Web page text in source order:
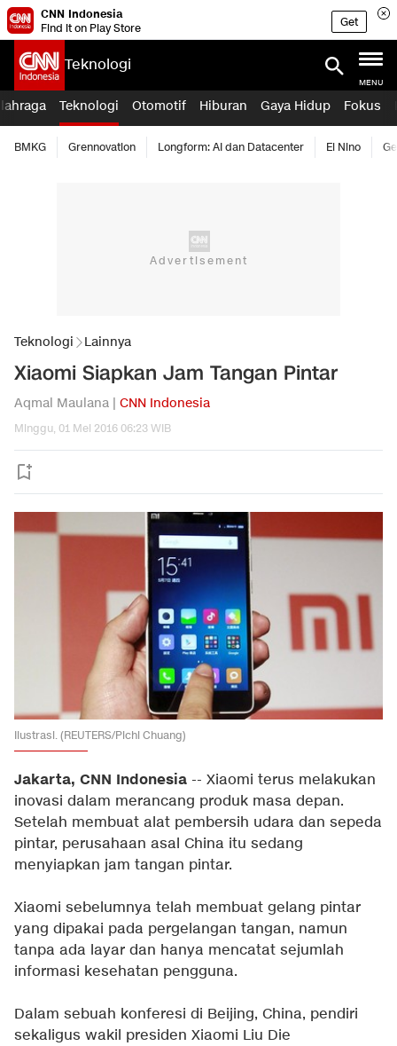
CNN Indonesia
Find it on Play Store
Get
Teknologi
MENU
Teknologi Otomotif Hiburan Gaya Hidup Fokus
BMKG Grennovation Longform: AI dan Datacenter El Nino
Teknologi Lainnya
Xiaomi Siapkan Jam Tangan Pintar
Aqmal Maulana | CNN Indonesia
Minggu, 01 Mei 2016 06:23 WIB
Ilustrasi. (REUTERS/Pichi Chuang)
Jakarta, CNN Indonesia -- Xiaomi terus melakukan
inovasi dalam merancang produk masa depan.
Setelah membuat alat pembersih udara dan sepeda
pintar, perusahaan asal China itu sedang
menyiapkan jam tangan pintar.
Xiaomi sebelumnya telah membuat gelang pintar
yang dipakai pada pergelangan tangan, namun
tanpa ada layar dan hanya mencatat sejumlah
informasi kesehatan pengguna.
Dalam sebuah konferesi di Beijing, China, pendiri
sekaligus wakil presiden Xiaomi Liu Die